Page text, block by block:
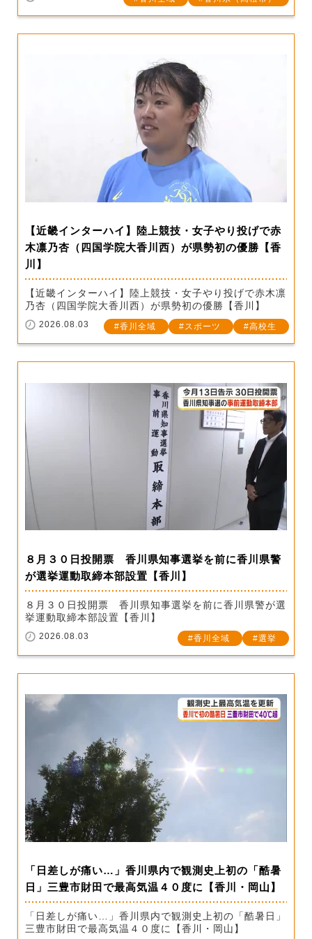
【近畿インターハイ】陸上競技・女子やり投げで赤
木凛乃杏（四国学院大香川西）が県勢初の優勝【香
川】
【近畿インターハイ】陸上競技・女子やり投げで赤木凛
乃杏（四国学院大香川西）が県勢初の優勝【香川】
2026.08.03 香川全域 スポーツ 高校生
８月３０日投開票 香川県知事選挙を前に香川県警
が選挙運動取締本部設置【香川】
８月３０日投開票 香川県知事選挙を前に香川県警が選
挙運動取締本部設置【香川】
2026.08.03 香川全域 選挙
「日差しが痛い…」香川県内で観測史上初の「酷暑
日」三豊市財田で最高気温４０度に【香川・岡山】
「日差しが痛い…」香川県内で観測史上初の「酷暑日」
三豊市財田で最高気温４０度に【香川・岡山】